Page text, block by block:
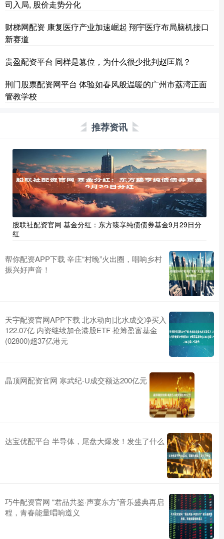
司入局, 股价走势分化
财梯网配资 康复医疗产业加速崛起 翔宇医疗布局脑机接口
新赛道
贵盈配资平台 同样是篡位，为什么很少批判赵匡胤？
荆门股票配资网平台 体验如春风般温暖的广州市荔湾正面
管教学校
推荐资讯
股联社配资官网 基金分红：东方臻享纯债债券基金9月29日分
红
帮你配资APP下载 辛庄“村晚”火出圈，唱响乡村
振兴好声音！
天宇配资官网APP下载 北水动向|北水成交净买入
122.07亿 内资继续加仓港股ETF 抢筹盈富基金
(02800)超37亿港元
晶顶网配资官网 寒武纪-U成交额达200亿元
达宝优配平台 半导体，尾盘大爆发！发生了什么
巧牛配资官网 “君品共鉴·声宴东方”音乐盛典再启
程，青春能量唱响遵义